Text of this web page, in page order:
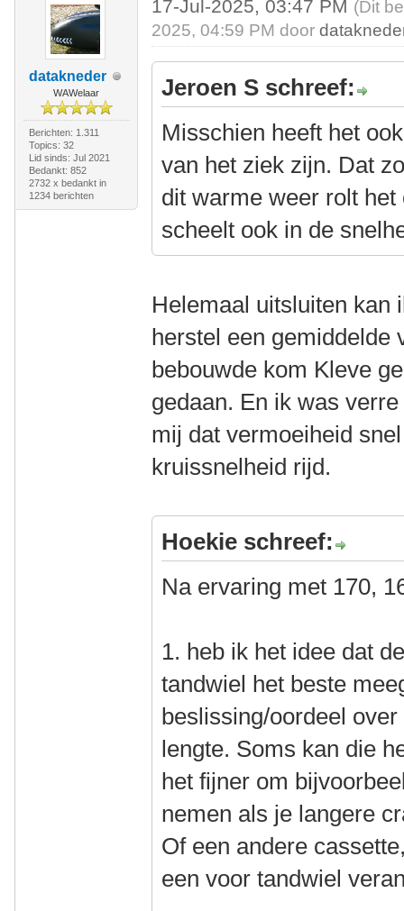
datakneder
WAWelaar
Berichten: 1.311
Topics: 32
Lid sinds: Jul 2021
Bedankt: 852
2732 x bedankt in
1234 berichten
17-Jul-2025, 03:47 PM (Dit
2025, 04:59 PM door
Jeroen S schreef:
Misschien heeft het
van het ziek zijn. Dat
dit warme weer rolt
scheelt ook in de
Helemaal uitsluiten kan
herstel een gemiddelde
bebouwde kom Kleve
gedaan. En ik was
mij dat vermoeiheid
kruissnelheid rijd.
Hoekie schreef:
Na ervaring met 170,
1. heb ik het idee dat
tandwiel het beste
beslissing/oordeel
lengte. Soms kan die
het fijner om
nemen als je langere
Of een andere
een voor tandwiel